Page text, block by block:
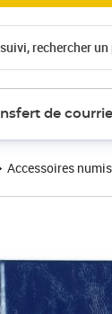
suivi, rechercher
de
Accessoires